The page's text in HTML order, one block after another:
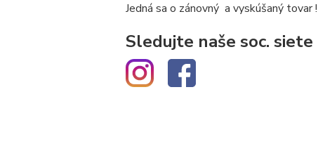
Jedná sa o zánovný a vyskúšaný tovar !
Sledujte naše soc. siete